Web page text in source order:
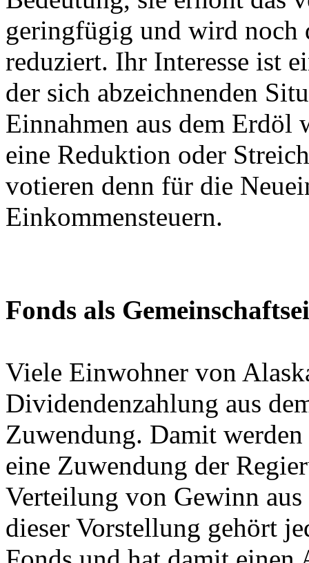
geringfügig und wird noch
reduziert. Ihr Interesse ist
der sich abzeichnenden
Einnahmen aus dem Erdöl
eine Reduktion oder
votieren denn für die
Einkommensteuern.
Fonds als
Viele Einwohner von
Dividendenzahlung aus
Zuwendung. Damit
eine Zuwendung der
Verteilung von Gewinn
dieser Vorstellung gehört